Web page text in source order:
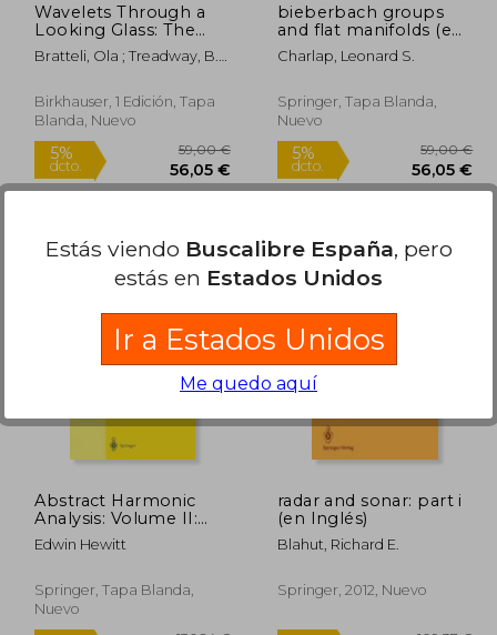
€
Wavelets Through a
Looking Glass: The
World of the
Spectrum (en Inglés)
Bratteli, Ola ; Treadway, B. ;
Birkhauser, 1 Edición, Tapa
Blanda, Nuevo
dcto. 56,05 €
bieberbach groups
and flat manifolds (en
Inglés)
Charlap, Leonard S.
Springer, Tapa Blanda,
Nuevo
dcto.
Abstract Harmonic
Analysis: Volume II:
Structure and Analysis
for Compact Groups
Compact Abelian
Groups (Grundlehren
Edwin Hewitt
Springer, Tapa Blanda,
Nuevo
radar and sonar: part i
(en Inglés)
Blahut, Richard E.
Springer, 2012, Nuevo
Estás viendo Buscalibre España, pero
estás en Estados Unidos
Ir a Estados Unidos
Me quedo aquí